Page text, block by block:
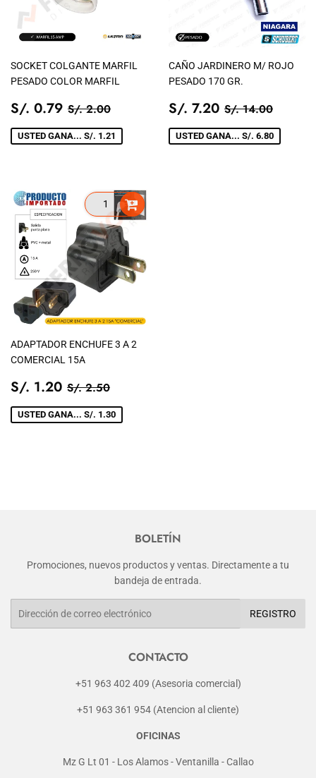
SOCKET COLGANTE MARFIL
PESADO COLOR MARFIL
PRECIO
DE
VENTA
S/. 0.79 S/.
0.79
PRECIO TIENDA
S/. 2.00
USTED GANA... S/. 1.21
CAÑO JARDINERO M/ ROJO
PESADO 170 GR.
PRECIO
DE
VENTA
S/. 7.20 S/.
7.20
PRECIO
S/. 14.00
USTED GANA... S/. 6.80
ADAPTADOR ENCHUFE 3 A 2
COMERCIAL 15A
PRECIO
DE
VENTA
S/. 1.20 S/.
1.20
PRECIO TIENDA
S/. 2.50
USTED GANA... S/. 1.30
BOLETÍN
Promociones, nuevos productos y ventas. Directamente a tu
bandeja de entrada.
REGISTRO
CONTACTO
+51 963 402 409 (Asesoria comercial)
+51 963 361 954 (Atencion al cliente)
OFICINAS
Mz G Lt 01 - Los Alamos - Ventanilla - Callao